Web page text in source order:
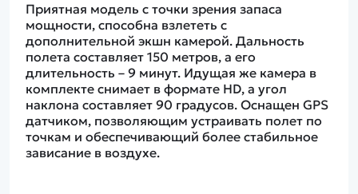
Приятная модель с точки зрения запаса
мощности, способна взлететь с
дополнительной экшн камерой. Дальность
полета составляет 150 метров, а его
длительность – 9 минут. Идущая же камера в
комплекте снимает в формате HD, а угол
наклона составляет 90 градусов. Оснащен GPS
датчиком, позволяющим устраивать полет по
точкам и обеспечивающий более стабильное
зависание в воздухе.